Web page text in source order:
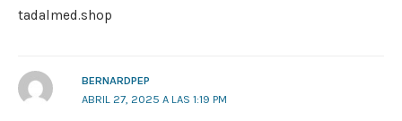
tadalmed.shop
BERNARDPEP
ABRIL 27, 2025 A LAS 1:19 PM